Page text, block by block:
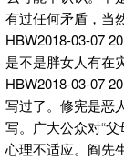
有过任何矛盾，当
HBW2018-03-07
是不是胖女人有在
HBW2018-03-07
写过了。修宪是恶
写。广大公众对“
心理不适应。阎先